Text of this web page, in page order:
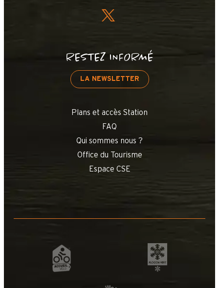
RESTEZ INFORMÉ
LA NEWSLETTER
Plans et accès Station
FAQ
Qui sommes nous ?
Office du Tourisme
Espace CSE